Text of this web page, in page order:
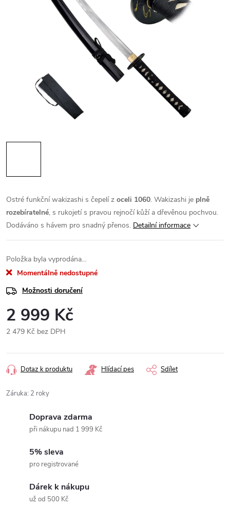
Ostré funkční wakizashi s čepelí z oceli 1060. Wakizashi je plně
rozebíratelné, s rukojetí s pravou rejnočí kůží a dřevěnou pochvou.
Dodáváno s hávem pro snadný přenos. Detailní informace
Položka byla vyprodána…
Momentálně nedostupné
Možnosti doručení
2 999 Kč
2 479 Kč bez DPH
cena:
Dotaz k produktu Hlídací pes Sdílet
Záruka: 2 roky
Doprava zdarma
při nákupu nad 1 999 Kč
5% sleva
pro registrované
Dárek k nákupu
už od 500 Kč